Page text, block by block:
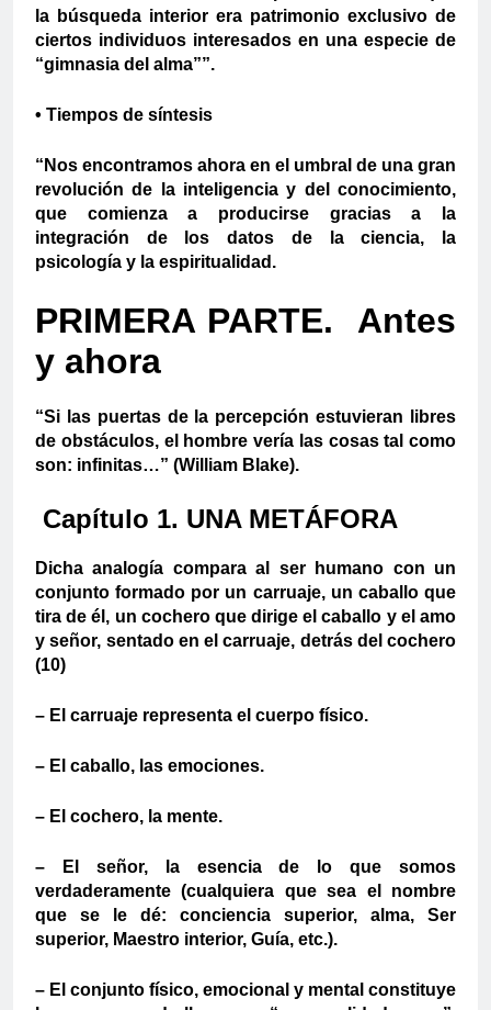
la búsqueda interior era patrimonio exclusivo de
ciertos individuos interesados en una especie de
“gimnasia del alma””.
• Tiempos de síntesis
“Nos encontramos ahora en el umbral de una gran
revolución de la inteligencia y del conocimiento,
que comienza a producirse gracias a la
integración de los datos de la ciencia, la
psicología y la espiritualidad.
PRIMERA PARTE. Antes
y ahora
“Si las puertas de la percepción estuvieran libres
de obstáculos, el hombre vería las cosas tal como
son: infinitas…” (William Blake).
Capítulo 1. UNA METÁFORA
Dicha analogía compara al ser humano con un
conjunto formado por un carruaje, un caballo que
tira de él, un cochero que dirige el caballo y el amo
y señor, sentado en el carruaje, detrás del cochero
(10)
– El carruaje representa el cuerpo físico.
– El caballo, las emociones.
– El cochero, la mente.
– El señor, la esencia de lo que somos
verdaderamente (cualquiera que sea el nombre
que se le dé: conciencia superior, alma, Ser
superior, Maestro interior, Guía, etc.).
– El conjunto físico, emocional y mental constituye